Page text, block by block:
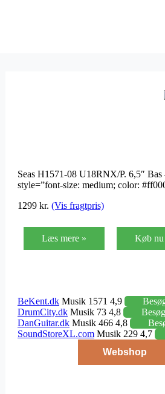
Seas H1571-08 U18RNX/P. 6,5″
style=”font-size: medium; color:
1299 kr. (Vis fragtpris)
Læs mere » Køb nu
BeKent.dk Musik 1571 4,9
DrumCity.dk Musik 73 4,8
Besøg
DanGuitar.dk Musik 466 4,8
SoundStoreXL.com Musik 229 4,7
Webshop